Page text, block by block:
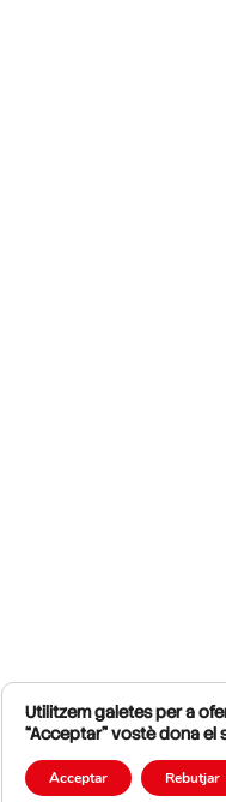
Utilitzem galetes per a
“Acceptar” vostè dona el
Acceptar Rebutjar